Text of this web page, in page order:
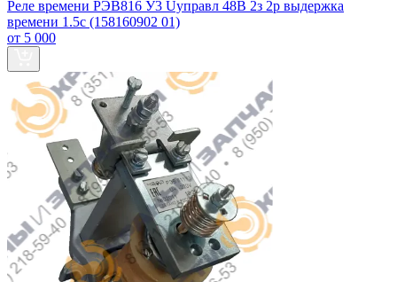
Реле времени РЭВ816 У3 Uуправл 48В 2з 2р выдержка
времени 1.5с (158160902 01)
от 5 000